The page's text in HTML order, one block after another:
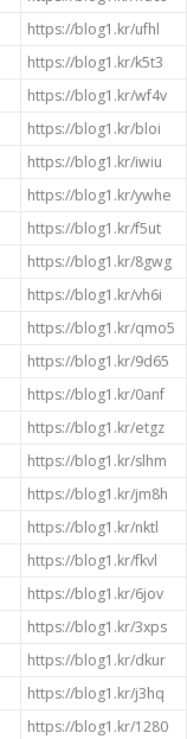
https://blog1.kr/ufhl
https://blog1.kr/k5t3
https://blog1.kr/wf4v
https://blog1.kr/bloi
https://blog1.kr/iwiu
https://blog1.kr/ywhe
https://blog1.kr/f5ut
https://blog1.kr/8gwg
https://blog1.kr/vh6i
https://blog1.kr/qmo5
https://blog1.kr/9d65
https://blog1.kr/0anf
https://blog1.kr/etgz
https://blog1.kr/slhm
https://blog1.kr/jm8h
https://blog1.kr/nktl
https://blog1.kr/fkvl
https://blog1.kr/6jov
https://blog1.kr/3xps
https://blog1.kr/dkur
https://blog1.kr/j3hq
https://blog1.kr/1280